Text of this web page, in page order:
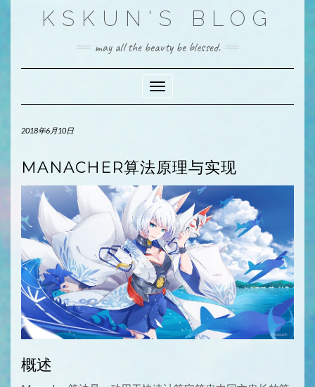
KSKUN'S BLOG
may all the beauty be blessed.
Toggle Navigation
2018年6月10日
MANACHER算法原理与实现
概述